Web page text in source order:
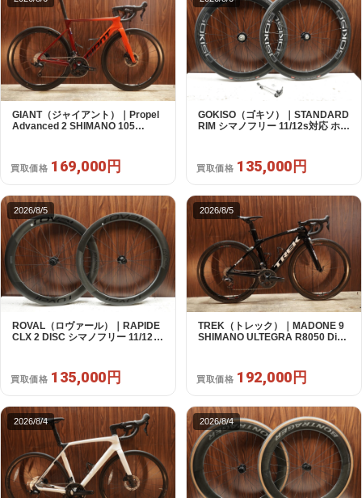
GIANT（ジャイアント）｜Propel
Advanced 2 SHIMANO 105
買取価格 169,000円
GOKISO（ゴキソ）｜STANDARD
RIM シマノフリー 11/12s対応 ホイ
買取価格 135,000円
2026/8/5
ROVAL（ロヴァール）｜RAPIDE
CLX 2 DISC シマノフリー 11/12s
買取価格 135,000円
2026/8/5
TREK（トレック）｜MADONE 9
SHIMANO ULTEGRA R8050 Di2
買取価格 192,000円
2026/8/4 2026/8/4